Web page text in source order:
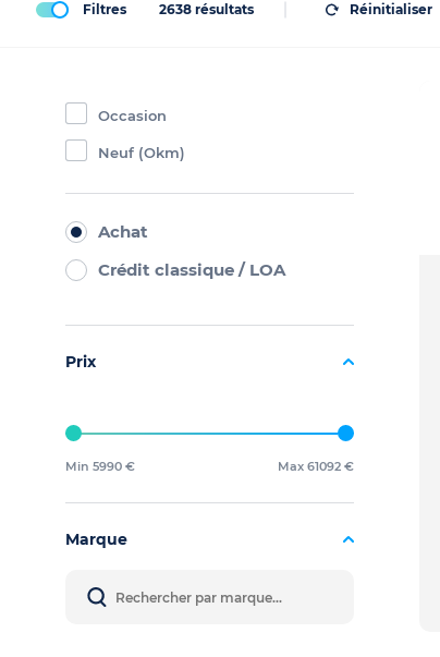
Filtres 2638 résultats Réinitialiser
Occasion
Neuf (Okm)
Achat
Crédit classique / LOA
Prix
Min 5990 € Max 61092 €
Marque